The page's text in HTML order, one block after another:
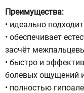
Преимущества:
• идеально
• обеспечивает
засчёт
• быстро и
болевых ощущений
• полностью